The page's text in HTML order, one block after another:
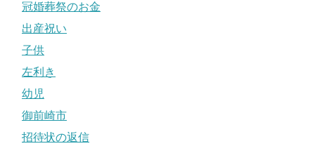
冠婚葬祭のお金
出産祝い
子供
左利き
幼児
御前崎市
招待状の返信